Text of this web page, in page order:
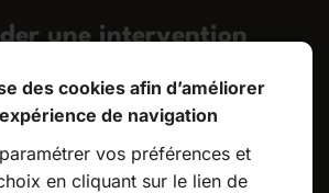
une intervention
07 82 41 96 01
des cookies afin d’améliorer
de navigation
vos préférences et
en cliquant sur le lien de